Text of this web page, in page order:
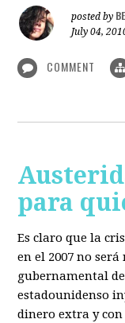
posted by
July 04,
COMMENT
para
Es claro que la
en el 2007 no
gubernamental
estadounidenso
dinero extra y